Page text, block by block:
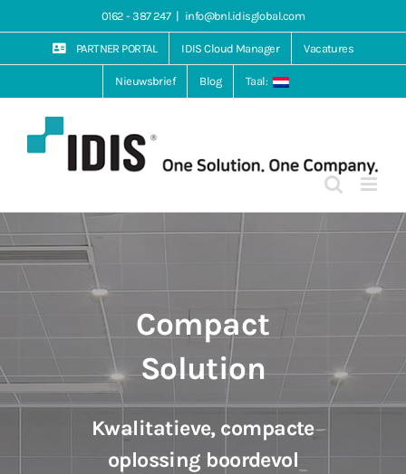
naar
0162 - 387 247 | info@bnl.idisglobal.com
PARTNER PORTAL IDIS Cloud Manager Vacatures
Nieuwsbrief Blog Taal:
Compact
Solution
Kwalitatieve, compacte
oplossing boordevol